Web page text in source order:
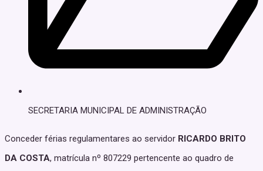
SECRETARIA MUNICIPAL DE ADMINISTRAÇÃO
Conceder férias regulamentares ao servidor RICARDO BRITO
DA COSTA, matrícula nº 807229 pertencente ao quadro de